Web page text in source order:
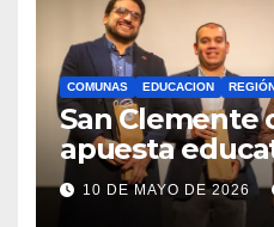
COMUNAS EDUCACION
San Clemente
apuesta
lanzamiento
10 DE MAYO DE 2026